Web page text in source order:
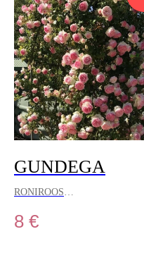
GUNDEGA
RONIROOS
See roos on õrnuse ja romantika
8 €